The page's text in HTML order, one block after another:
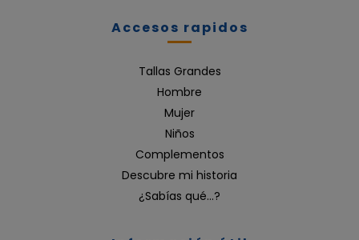
Accesos rapidos
Tallas Grandes
Hombre
Mujer
Niños
Complementos
Descubre mi historia
¿Sabías qué…?